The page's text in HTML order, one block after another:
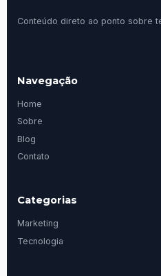
Conteúdo direto ao ponto sobre
Navegação
Home
Sobre
Blog
Contato
Categorias
Marketing
Tecnologia